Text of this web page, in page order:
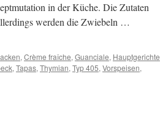
in der Küche. Die Zutaten
werden die Zwiebeln …
, Crème fraîche, Guanciale, Hauptgerichte
, Tapas, Thymian, Typ 405, Vorspeisen,